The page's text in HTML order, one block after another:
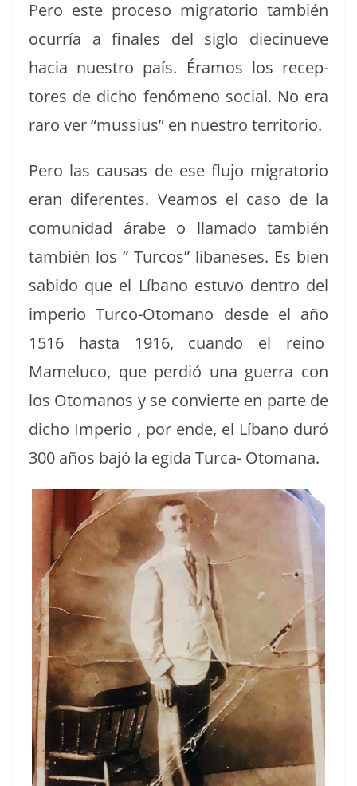
Pero este pro­ce­so migra­to­rio tam­bién
ocur­ría a finales del siglo diecin­ueve
hacia nue­stro país. Éramos los recep­
tores de dicho fenó­meno social. No era
raro ver “mus­sius” en nue­stro territorio.
Pero las causas de ese flu­jo migra­to­rio
eran difer­entes. Veamos el caso de la
comu­nidad árabe o lla­ma­do tam­bién
tam­bién los ” Tur­cos” libane­ses. Es bien
sabido que el Líbano estu­vo den­tro del
impe­rio Tur­co-Otomano des­de el año
1516 has­ta 1916, cuan­do el reino
Mamelu­co, que perdió una guer­ra con
los Otomanos y se con­vierte en parte de
dicho Impe­rio , por ende, el Líbano duró
300 años bajó la egi­da Tur­ca- Otomana.